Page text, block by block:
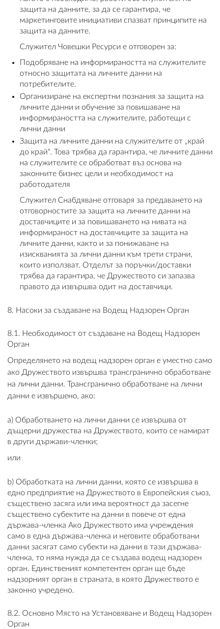
защита на данните, за да се гарантира, че
маркетинговите инициативи спазват принципите на
защита на данните.
Служител Човешки Ресурси е отговорен за:
Подобряване на информираността на служителите
относно защитата на личните данни на
потребителите.
Организиране на експертни познания за защита на
личните данни и обучение за повишаване на
информираността на служителите, работещи с
лични данни
Защита на личните данни на служителите от „край
до край“. Това трябва да гарантира, че личните данни
на служителите се обработват въз основа на
законните бизнес цели и необходимост на
работодателя
Служител Снабдяване отговаря за предаването на
отговорностите за защита на личните данни на
доставчиците и за повишаването на нивата на
информираност на доставчиците за защита на
личните данни, както и за понижаване на
изискванията за лични данни към трети страни,
които използват. Отделът за поръчки/доставки
трябва да гарантира, че Дружеството си запазва
правото да извършва одит на доставчици.
8. Насоки за създаване на Водещ Надзорен Орган
8.1. Необходимост от създаване на Водещ Надзорен
Орган
Определянето на водещ надзорен орган е уместно само
ако Дружеството извършва трансгранично обработване
на лични данни. Трансгранично обработване на лични
данни е извършено, ако:
a) Обработването на лични данни се извършва от
дъщерни дружества на Дружеството, които се намират
в други държави-членки;
или
b) Обработката на лични данни, която се извършва в
едно предприятие на Дружеството в Европейския съюз,
съществено засяга или има вероятност да засегне
съществено субектите на данни в повече от една
държава-членка Ако Дружеството има учреждения
само в една държава-членка и неговите обработвани
данни засягат само субекти на данни в тази държава-
членка, то няма нужда да се създава водещ надзорен
орган. Единственият компетентен орган ще бъде
надзорният орган в страната, в която Дружеството е
законно учредено.
8.2. Основно Място на Установяване и Водещ Надзорен
Орган